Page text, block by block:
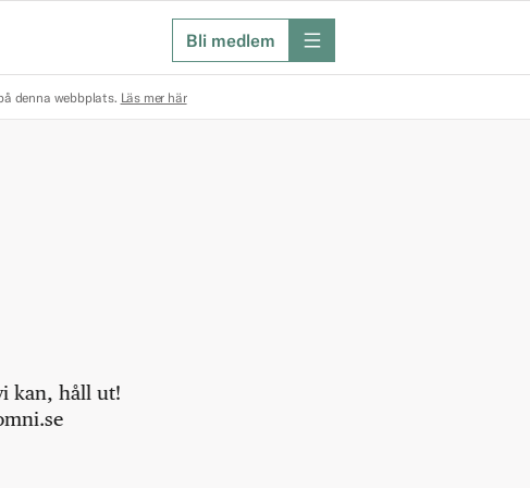
Bli medlem meny
denna webbplats. Läs mer här
kan, håll ut!